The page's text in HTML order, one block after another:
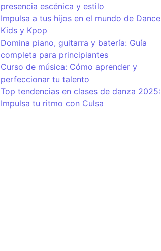
presencia escénica y estilo
Impulsa a tus hijos en el mundo de Dance
Kids y Kpop
Domina piano, guitarra y batería: Guía
completa para principiantes
Curso de música: Cómo aprender y
perfeccionar tu talento
Top tendencias en clases de danza 2025:
Impulsa tu ritmo con Culsa